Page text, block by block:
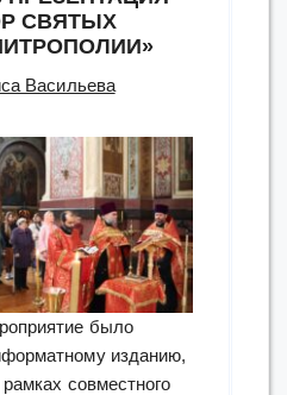
СВЯТЫХ
Васильева
было
изданию,
рамках совместного